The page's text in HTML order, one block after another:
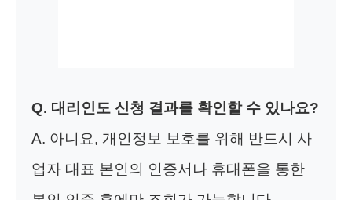
Q. 대리인도 신청 결과를 확인할 수 있나요?
A. 아니요, 개인정보 보호를 위해 반드시 사
업자 대표 본인의 인증서나 휴대폰을 통한